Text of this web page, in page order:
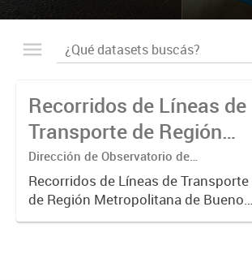
Recorridos de Líneas de
Transporte de Región
Metropolitana de
Buenos Aires (RMBA)
Dirección de Observatorio de
Transporte, Estudio y Sistemas
Recorridos de Líneas de Transporte
de Región Metropolitana de Buenos
Aires (RMBA).-